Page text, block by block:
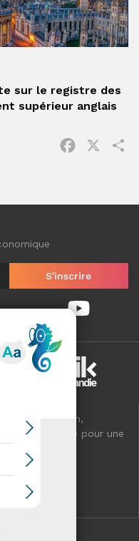
sur le registre des
supérieur anglais
Facebook
au quotidien,
de Normandie pour une
CCI